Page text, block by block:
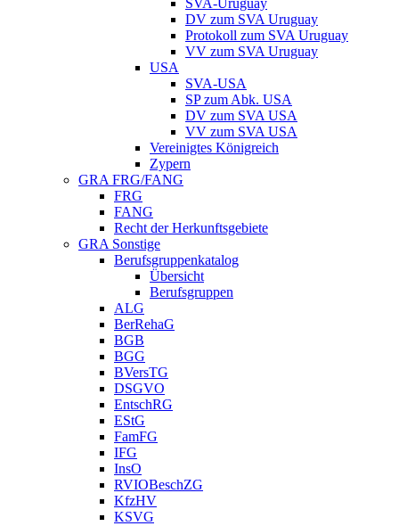
DV zum SVA Uruguay
Protokoll zum SVA Uruguay
VV zum SVA Uruguay
USA
SVA-USA
SP zum Abk. USA
DV zum SVA USA
VV zum SVA USA
Vereinigtes Königreich
Zypern
GRA FRG/FANG
FRG
FANG
Recht der Herkunftsgebiete
GRA Sonstige
Berufsgruppenkatalog
Übersicht
Berufsgruppen
ALG
BerRehaG
BGB
BGG
BVersTG
DSGVO
EntschRG
EStG
FamFG
IFG
InsO
RVIOBeschZG
KfzHV
KSVG